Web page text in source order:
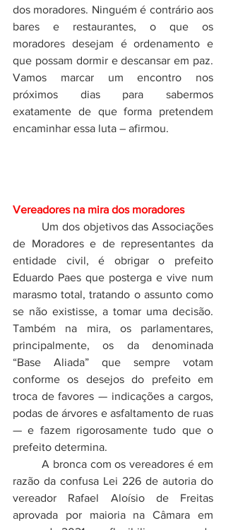
dos moradores. Ninguém é contrário aos
bares e restaurantes, o que os
moradores desejam é ordenamento e
que possam dormir e descansar em paz.
Vamos marcar um encontro nos
próximos dias para sabermos
exatamente de que forma pretendem
encaminhar essa luta – afirmou.
Vereadores na mira dos moradores
de Moradores e de representantes da
entidade civil, é obrigar o prefeito
Eduardo Paes que posterga e vive num
marasmo total, tratando o assunto como
se não existisse, a tomar uma decisão.
Também na mira, os parlamentares,
principalmente, os da denominada
“Base Aliada” que sempre votam
conforme os desejos do prefeito em
troca de favores — indicações a cargos,
podas de árvores e asfaltamento de ruas
— e fazem rigorosamente tudo que o
prefeito determina.
razão da confusa Lei 226 de autoria do
vereador Rafael Aloísio de Freitas
aprovada por maioria na Câmara em